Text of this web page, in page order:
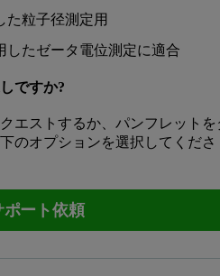
た粒子径測定用
したゼータ電位測定に適合
ですか?
エストするか、パンフレットを
のオプションを選択してくださ
ポート依頼